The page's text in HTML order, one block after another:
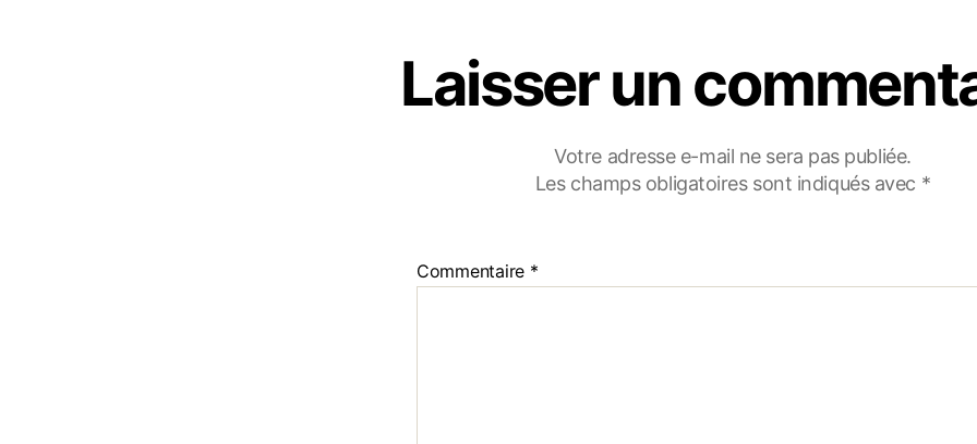
Laisser un
Votre adresse e-mail ne sera pas publiée.
Les champs obligatoires sont indiqués avec *
Commentaire *